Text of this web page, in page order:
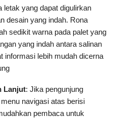
letak yang dapat digulirkan
desain yang indah. Rona
sedikit warna pada palet yang
yang indah antara salinan
informasi lebih mudah dicerna
Lanjut: Jika pengunjung
navigasi atas berisi
pembaca untuk